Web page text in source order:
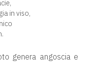
in viso,
genera angoscia e